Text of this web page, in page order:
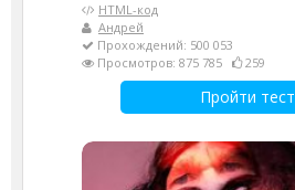
HTML-код
Андрей
Прохождений: 500 053
Просмотров: 875 785
259
Пройти тест